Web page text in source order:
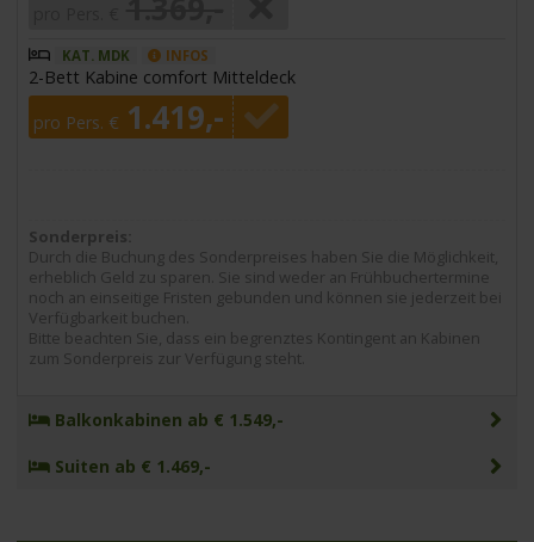
KAT. MDK INFOS
2-Bett Kabine comfort Mitteldeck
pro Pers. € 1.419,-
Sonderpreis:
Durch die Buchung des Sonderpreises haben Sie die Möglichkeit,
erheblich Geld zu sparen. Sie sind weder an Frühbuchertermine
noch an einseitige Fristen gebunden und können sie jederzeit bei
Verfügbarkeit buchen.
Bitte beachten Sie, dass ein begrenztes Kontingent an Kabinen
zum Sonderpreis zur Verfügung steht.
Balkonkabinen ab € 1.549,-
Suiten ab € 1.469,-